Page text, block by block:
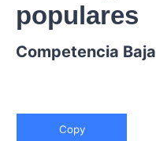
populares
Competencia Baja
Copy